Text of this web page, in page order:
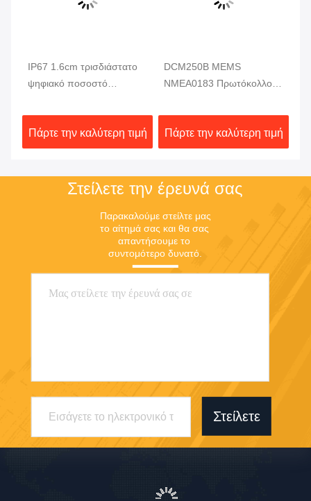
IP67 1.6cm τρισδιάστατο
ψηφιακό ποσοστό
20Hz/S κλίσης πυξίδων για
το υποβρύχιο ρομπότ
Πάρτε την καλύτερη τιμή
DCM250B MEMS
NMEA0183 Πρωτόκολλο
πυξίδας MCU 3 άξονες
Υψηλή αξιοπιστία
Πάρτε την καλύτερη τιμή
Στείλετε την έρευνά σας
Παρακαλούμε στείλτε μας
το αίτημά σας και θα σας
απαντήσουμε το
συντομότερο δυνατό.
Στείλετε